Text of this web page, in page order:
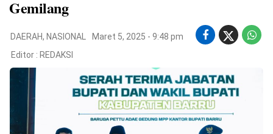
Copyright
Lensa
Merdeka
Gemilang
DAERAH, NASIONAL
Maret 5, 2025 - 9:48 pm
Editor : REDAKSI